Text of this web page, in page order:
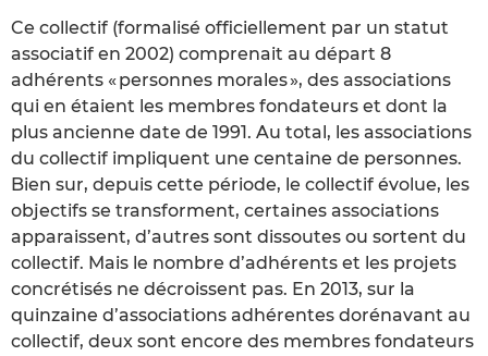
Ce collectif (formalisé officiellement par un statut
associatif en 2002) comprenait au départ 8
adhérents « personnes morales », des associations
qui en étaient les membres fondateurs et dont la
plus ancienne date de 1991. Au total, les associations
du collectif impliquent une centaine de personnes.
Bien sur, depuis cette période, le collectif évolue, les
objectifs se transforment, certaines associations
apparaissent, d’autres sont dissoutes ou sortent du
collectif. Mais le nombre d’adhérents et les projets
concrétisés ne décroissent pas. En 2013, sur la
quinzaine d’associations adhérentes dorénavant au
collectif, deux sont encore des membres fondateurs